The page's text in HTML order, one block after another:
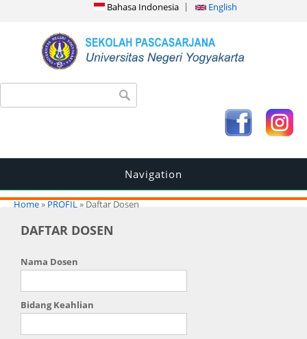
Bahasa Indonesia English
Search form
Navigation
You are here
Home» PROFIL» Daftar Dosen
DAFTAR DOSEN
Nama Dosen
Bidang Keahlian